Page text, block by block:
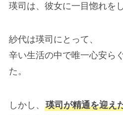
瑛司は、彼女に一目惚れを
紗代は瑛司にとって、
辛い生活の中で唯一心安ら
た。
しかし、 瑛司が精通を迎え